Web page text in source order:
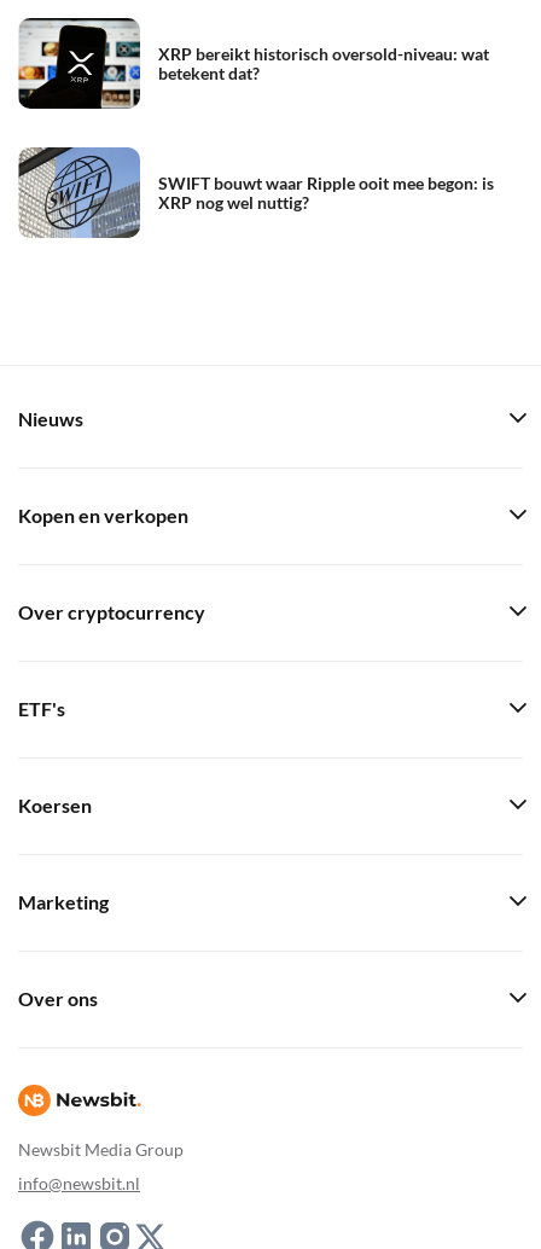
XRP bereikt historisch oversold-niveau: wat
betekent dat?
SWIFT bouwt waar Ripple ooit mee begon: is
XRP nog wel nuttig?
Newsbit Media Group
info@newsbit.nl
Nieuws
Kopen en verkopen
Over cryptocurrency
ETF's
Koersen
Marketing
Over ons